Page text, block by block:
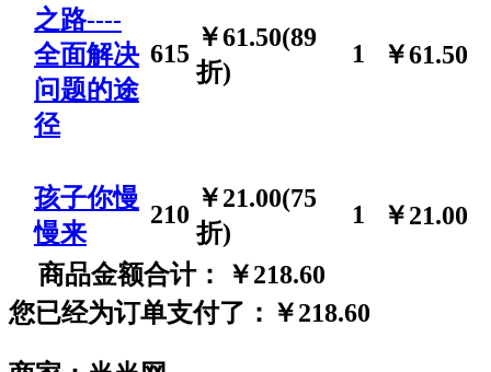
之路----
全面解决
问题的途
径
615
￥61.50(89
折)
1 ￥61.50
孩子你慢
慢来
210
￥21.00(75
折)
1 ￥21.00
商品金额合计：
￥218.60
您已经为订单支付了：￥218.60